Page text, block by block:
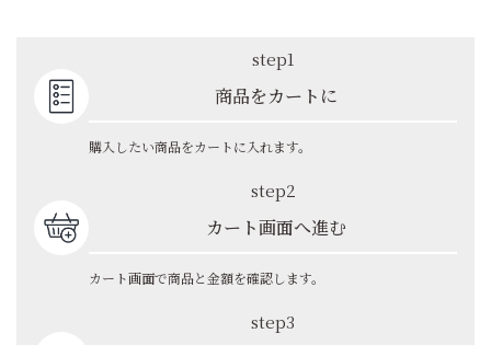
step1
商品をカートに
購入したい商品をカートに入れます。
step2
カート画面へ進む
カート画面で商品と金額を確認します。
step3